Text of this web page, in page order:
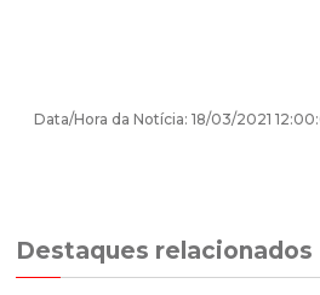
Data/Hora da Notícia: 18/03/2021
Destaques relacionados